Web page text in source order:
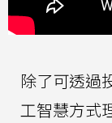
除了可透過
工智慧方式